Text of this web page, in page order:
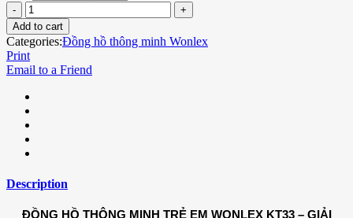
Add to cart
Categories:Đồng hồ thông minh Wonlex
Print
Email to a Friend
Description
ĐỒNG HỒ THÔNG MINH TRẺ EM WONLEX KT33 – GIẢI